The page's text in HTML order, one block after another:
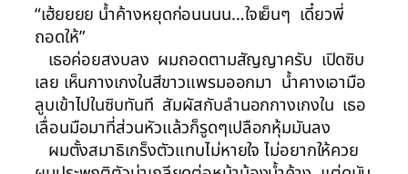
“เฮ้ยยยย น้ำค้างหยุดก่อนนนน…ใจเย็นๆ เดี๋ยวพี่
ถอดให้”
เธอค่อยสงบลง ผมถอดตามสัญญาครับ เปิดซิบ
เลย เห็นกางเกงในสีขาวแพรมออกมา น้ำคางเอามือ
ลูบเข้าไปในซิบทันที สัมผัสกับลำนอกกางเกงใน เธอ
เลื่อนมือมาที่ส่วนหัวแล้วก็รูดๆเปลือกหุ้มมันลง
ผมตั้งสมาธิเกร็งตัวแทบไม่หายใจ ไม่อยากให้ควย